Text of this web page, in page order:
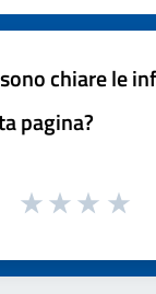
chiare le
pagina?